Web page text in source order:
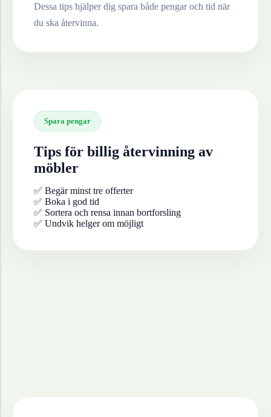
Dessa tips hjälper dig spara både pengar och tid när
du ska återvinna.
Spara pengar
Tips för billig återvinning av
möbler
✅ Begär minst tre offerter
✅ Boka i god tid
✅ Sortera och rensa innan bortforsling
✅ Undvik helger om möjligt